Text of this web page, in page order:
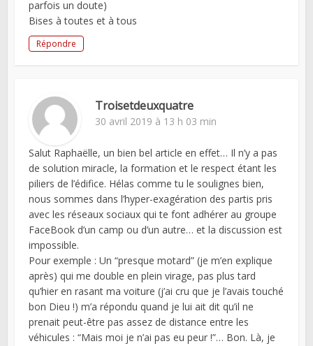
parfois un doute)
Bises à toutes et à tous
Répondre
Troisetdeuxquatre
30 avril 2019 à 13 h 03 min
Salut Raphaëlle, un bien bel article en effet… Il n’y a pas
de solution miracle, la formation et le respect étant les
piliers de l’édifice. Hélas comme tu le soulignes bien,
nous sommes dans l’hyper-exagération des partis pris
avec les réseaux sociaux qui te font adhérer au groupe
FaceBook d’un camp ou d’un autre… et la discussion est
impossible.
Pour exemple : Un “presque motard” (je m’en explique
après) qui me double en plein virage, pas plus tard
qu’hier en rasant ma voiture (j’ai cru que je l’avais touché
bon Dieu !) m’a répondu quand je lui ait dit qu’il ne
prenait peut-être pas assez de distance entre les
véhicules : “Mais moi je n’ai pas eu peur !”… Bon. Là, je